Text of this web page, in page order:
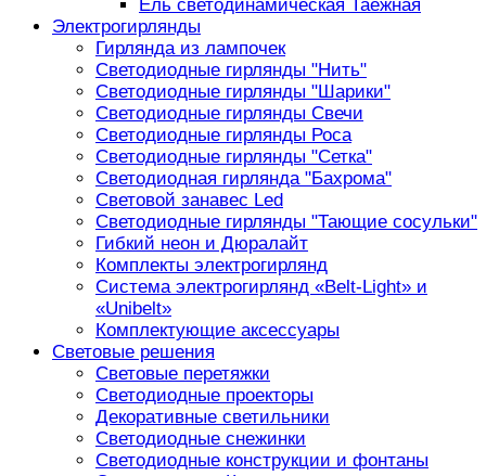
Ель светодинамическая Таёжная
Электрогирлянды
Гирлянда из лампочек
Светодиодные гирлянды "Нить"
Светодиодные гирлянды "Шарики"
Светодиодные гирлянды Свечи
Светодиодные гирлянды Роса
Светодиодные гирлянды "Сетка"
Светодиодная гирлянда "Бахрома"
Световой занавес Led
Светодиодные гирлянды "Тающие сосульки"
Гибкий неон и Дюралайт
Комплекты электрогирлянд
Система электрогирлянд «Belt-Light» и
«Unibelt»
Комплектующие аксессуары
Световые решения
Световые перетяжки
Светодиодные проекторы
Декоративные светильники
Светодиодные снежинки
Светодиодные конструкции и фонтаны